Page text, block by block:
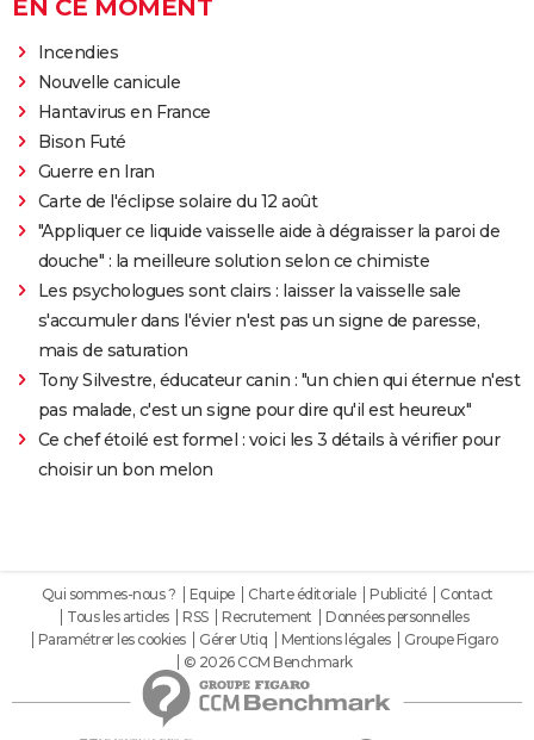
EN CE MOMENT
Incendies
Nouvelle canicule
Hantavirus en France
Bison Futé
Guerre en Iran
Carte de l'éclipse solaire du 12 août
"Appliquer ce liquide vaisselle aide à dégraisser la paroi de
douche" : la meilleure solution selon ce chimiste
Les psychologues sont clairs : laisser la vaisselle sale
s'accumuler dans l'évier n'est pas un signe de paresse,
mais de saturation
Tony Silvestre, éducateur canin : "un chien qui éternue n'est
pas malade, c'est un signe pour dire qu'il est heureux"
Ce chef étoilé est formel : voici les 3 détails à vérifier pour
choisir un bon melon
Qui sommes-nous ? Equipe Charte éditoriale Publicité
Contact
Tous les articles
RSS Recrutement
Données personnelles
Paramétrer les cookies
Gérer Utiq Mentions légales
Groupe Figaro
© 2026 CCM Benchmark